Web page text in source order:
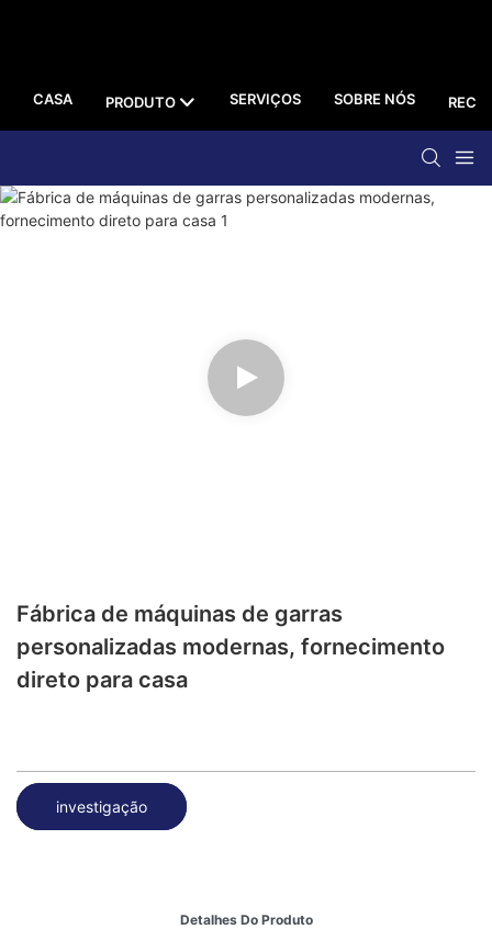
CASA PRODUTO SERVIÇOS SOBRE NÓS
Fábrica de máquinas de garras
personalizadas modernas, fornecimento
direto para casa
investigação
Detalhes Do Produto